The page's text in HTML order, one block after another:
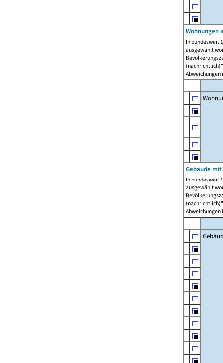
Wohnungen
In bundesweit
ausgewählt
Abweichungen
Gebäude
In bundesweit
ausgewählt
Abweichungen